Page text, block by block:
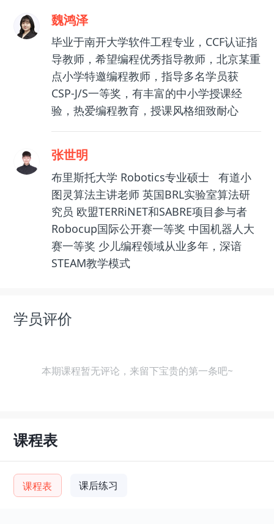
魏鸿泽
毕业于南开大学软件工程专业，CCF认证指
导教师，希望编程优秀指导教师，北京某重
点小学特邀编程教师，指导多名学员获
CSP-J/S一等奖，有丰富的中小学授课经
验，热爱编程教育，授课风格细致耐心
张世明
布里斯托大学 Robotics专业硕士 有道小
图灵算法主讲老师 英国BRL实验室算法研
究员 欧盟TERRiNET和SABRE项目参与者
Robocup国际公开赛一等奖 中国机器人大
赛一等奖 少儿编程领域从业多年，深谙
STEAM教学模式
学员评价
本期课程暂无评论，来留下宝贵的第一条吧~
课程表
课程表 课后练习